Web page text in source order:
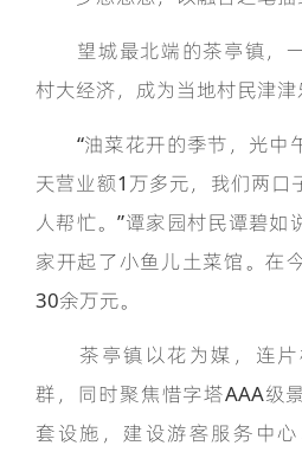
望城最北端的茶亭镇，一
村大经济，成为当地村民津津
“油菜花开的季节，光中
天营业额1万多元，我们两口
人帮忙。”谭家园村民谭碧如
家开起了小鱼儿土菜馆。在
30余万元。
茶亭镇以花为媒，连片
群，同时聚焦惜字塔AAA级
套设施，建设游客服务中